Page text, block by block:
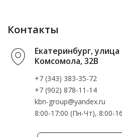
Контакты
Екатеринбург,
Комсомола, 32В
+7 (343) 383-35-72
+7 (902) 878-11-14
kbn-group@yandex.ru
8:00-17:00 (Пн-Чт), 8:00-